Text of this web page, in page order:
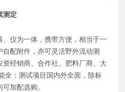
测定
仪为一体，携带方便，相当于一
配附件，亦可灵活野外流动测
经销商、合作社、肥料厂商、大
全：测试项目国内外全面，除标
加配选购。